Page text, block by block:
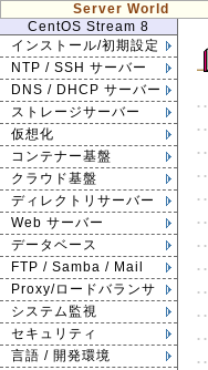
Server World
CentOS Stream 8
インストール/初期設定
NTP / SSH サーバー
DNS / DHCP サーバー
ストレージサーバー
仮想化
コンテナー基盤
クラウド基盤
ディレクトリサーバー
Web サーバー
データベース
FTP / Samba / Mail
Proxy/ロードバランサ
システム監視
セキュリティ
言語 / 開発環境